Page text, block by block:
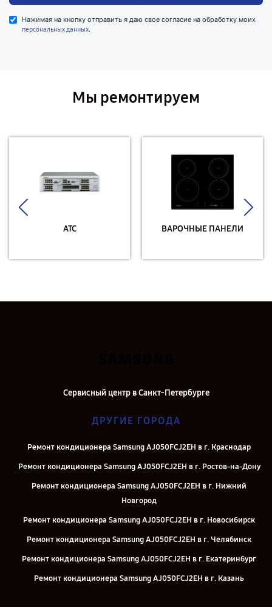
Нажимая на кнопку отправить я даю свое согласие на обработку моих
персональных данных.
Мы ремонтируем
АТС ВАРОЧНЫЕ ПАНЕЛИ
Сервисный центр в Санкт-Петербурге
ДРУГИЕ ГОРОДА
Ремонт кондиционера Samsung AJ050FCJ2EH в г. Краснодар
Ремонт кондиционера Samsung AJ050FCJ2EH в г. Ростов-на-Дону
Ремонт кондиционера Samsung AJ050FCJ2EH в г. Нижний
Новгород
Ремонт кондиционера Samsung AJ050FCJ2EH в г. Новосибирск
Ремонт кондиционера Samsung AJ050FCJ2EH в г. Челябинск
Ремонт кондиционера Samsung AJ050FCJ2EH в г. Екатеринбург
Ремонт кондиционера Samsung AJ050FCJ2EH в г. Казань